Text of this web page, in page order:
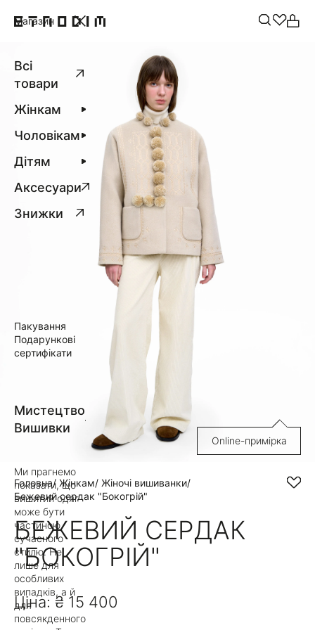
Головна Жінкам
Жіночі вишиванки
Бежевий сердак "Бокогрій"
Online-примірка
БЕЖЕВИЙ СЕРДАК
"БОКОГРІЙ"
Ціна: ₴ 15 400
Магазин
Всі
товари
Жінкам
Чоловікам
Дітям
Аксесуари
Знижки
Пакування
Подарункові
сертифікати
Мистецтво
Вишивки
Ми прагнемо
показати, що
вишитий одяг
може бути
частиною
сучасного
стилю. Не
лише для
особливих
випадків, а й
для
повсякденного